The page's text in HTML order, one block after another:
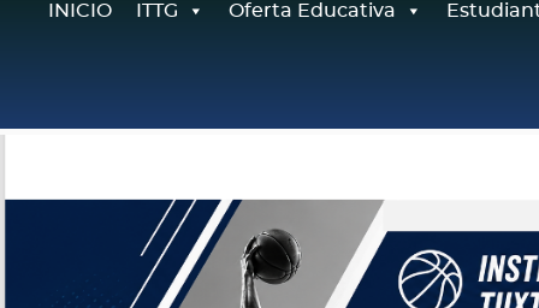
INICIO ITTG Oferta Educativa